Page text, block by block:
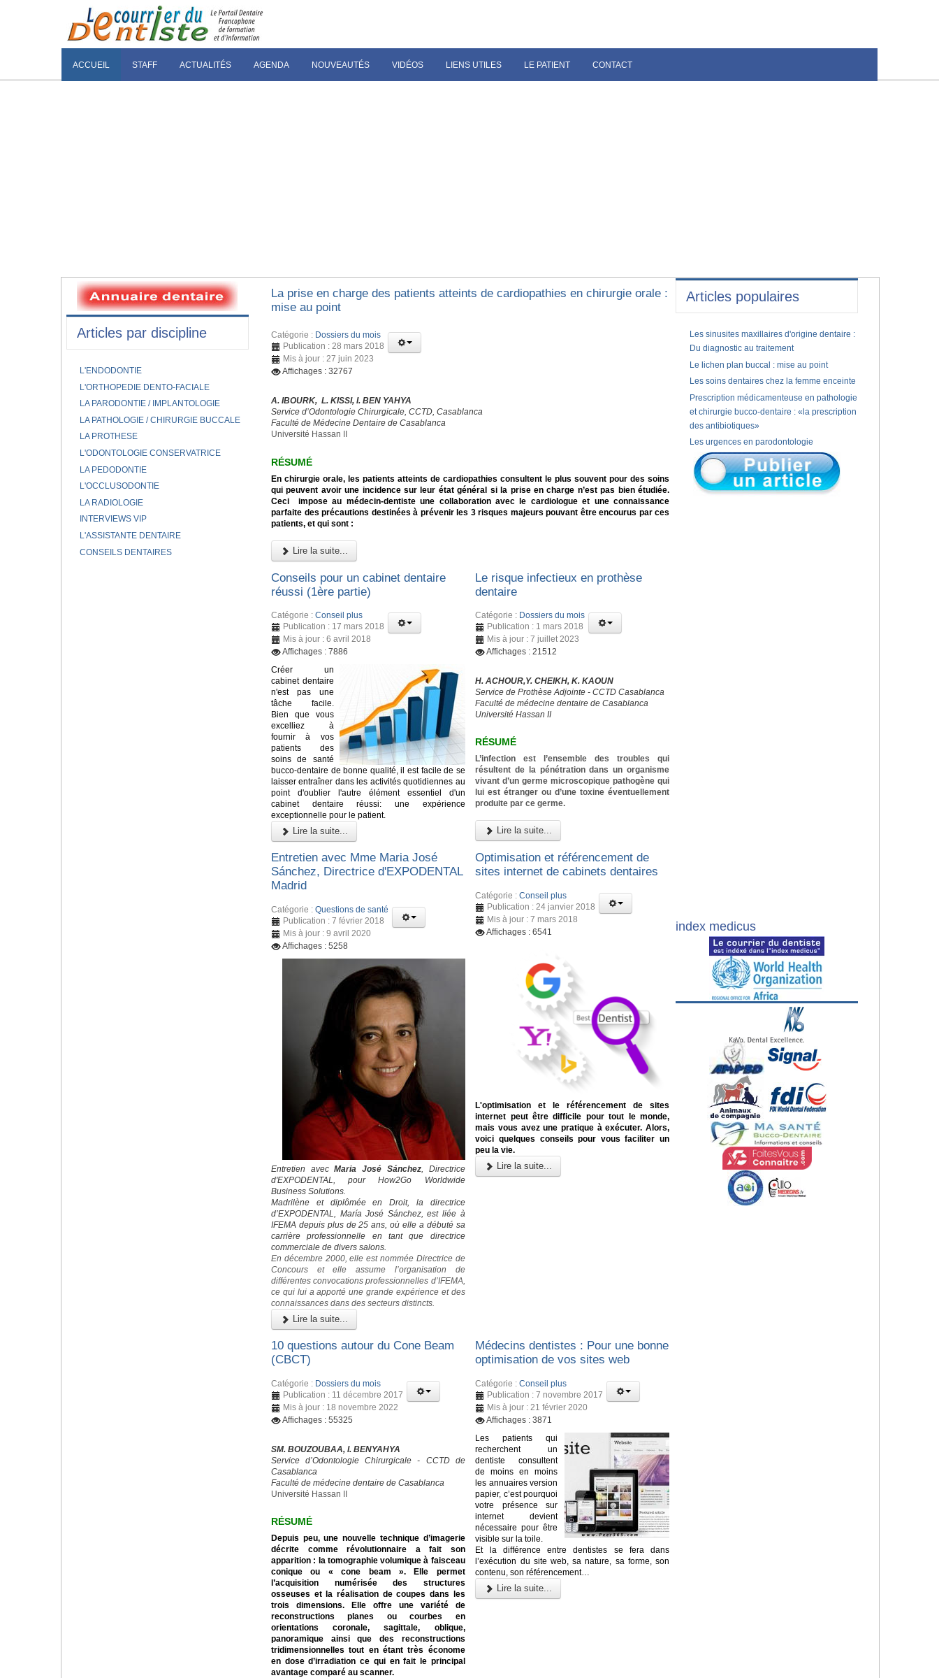
ACCUEIL STAFF ACTUALITÉS AGENDA NOUVEAUTÉS VIDÉOS LIENS UTILES LE PATIENT CONTACT
La prise en charge des patients atteints de cardiopathies en chirurgie orale :
mise au point
Catégorie : Dossiers du mois
Publication : 28 mars 2018
Mis à jour : 27 juin 2023
Affichages : 32767
A. IBOURK, L. KISSI, I. BEN YAHYA
Service d’Odontologie Chirurgicale, CCTD, Casablanca
Faculté de Médecine Dentaire de Casablanca
Université Hassan II
RÉSUMÉ
En chirurgie orale, les patients atteints de cardiopathies consultent le plus souvent pour des soins
qui peuvent avoir une incidence sur leur état général si la prise en charge n’est pas bien étudiée.
Ceci impose au médecin-dentiste une collaboration avec le cardiologue et une connaissance
parfaite des précautions destinées à prévenir les 3 risques majeurs pouvant être encourus par ces
patients, et qui sont :
Lire la suite...
Conseils pour un cabinet dentaire
réussi (1ère partie)
Catégorie : Conseil plus
Publication : 17 mars 2018
Mis à jour : 6 avril 2018
Affichages : 7886
Créer un
cabinet dentaire
n'est pas une
tâche facile.
Bien que vous
excelliez à
fournir à vos
patients des
soins de santé
bucco-dentaire de bonne qualité, il est facile de se
laisser entraîner dans les activités quotidiennes au
point d'oublier l'autre élément essentiel d'un
cabinet dentaire réussi: une expérience
exceptionnelle pour le patient.
Lire la suite...
Le risque infectieux en prothèse
dentaire
Catégorie : Dossiers du mois
Publication : 1 mars 2018
Mis à jour : 7 juillet 2023
Affichages : 21512
H. ACHOUR,Y. CHEIKH, K. KAOUN
Service de Prothèse Adjointe - CCTD Casablanca
Faculté de médecine dentaire de Casablanca
Université Hassan II
RÉSUMÉ
L’infection est l’ensemble des troubles qui
résultent de la pénétration dans un organisme
vivant d’un germe microscopique pathogène qui
lui est étranger ou d’une toxine éventuellement
produite par ce germe.
Lire la suite...
Entretien avec Mme Maria José
Sánchez, Directrice d'EXPODENTAL
Madrid
Catégorie : Questions de santé
Publication : 7 février 2018
Mis à jour : 9 avril 2020
Affichages : 5258
Entretien avecMaria José Sánchez, Directrice
d'EXPODENTAL, pour How2Go Worldwide
Business Solutions.
Madrilène et diplômée en Droit, la directrice
d’EXPODENTAL, María José Sánchez, est liée à
IFEMA depuis plus de 25 ans, où elle a débuté sa
carrière professionnelle en tant que directrice
commerciale de divers salons.
En décembre 2000, elle est nommée Directrice de
Concours et elle assume l’organisation de
différentes convocations professionnelles d’IFEMA,
ce qui lui a apporté une grande expérience et des
connaissances dans des secteurs distincts.
Lire la suite...
Optimisation et référencement de
sites internet de cabinets dentaires
Catégorie :Conseil plus
Publication : 24 janvier 2018
Mis à jour : 7 mars 2018
Affichages : 6541
L'optimisation et le référencement de sites
internet peut être difficile pour tout le monde,
mais vous avez une pratique à exécuter. Alors,
voici quelques conseils pour vous faciliter un
peu la vie.
Lire la suite...
10 questions autour du Cone Beam
(CBCT)
Catégorie : Dossiers du mois
Publication : 11 décembre 2017
Mis à jour : 18 novembre 2022
Affichages : 55325
SM. BOUZOUBAA, I. BENYAHYA
Service d’Odontologie Chirurgicale - CCTD de
Casablanca
Faculté de médecine dentaire de Casablanca
Université Hassan II
RÉSUMÉ
Depuis peu, une nouvelle technique d’imagerie
décrite comme révolutionnaire a fait son
apparition : la tomographie volumique à faisceau
conique ou « cone beam ». Elle permet
l’acquisition numérisée des structures
osseuses et la réalisation de coupes dans les
trois dimensions. Elle offre une variété de
reconstructions planes ou courbes en
orientations coronale, sagittale, oblique,
panoramique ainsi que des reconstructions
tridimensionnelles tout en étant très économe
en dose d’irradiation ce qui en fait le principal
avantage comparé au scanner.
Médecins dentistes : Pour une bonne
optimisation de vos sites web
Catégorie :Conseil plus
Publication : 7 novembre 2017
Mis à jour : 21 février 2020
Affichages : 3871
Les patients qui
recherchent un
dentiste consultent
de moins en moins
les annuaires version
papier, c’est pourquoi
votre présence sur
internet devient
nécessaire pour être
visible sur la toile.
Et la différence entre dentistes se fera dans
l’exécution du site web, sa nature, sa forme, son
contenu, son référencement…
Lire la suite...
Articles par discipline
L'ENDODONTIE
L'ORTHOPEDIE DENTO-FACIALE
LA PARODONTIE / IMPLANTOLOGIE
LA PATHOLOGIE / CHIRURGIE BUCCALE
LA PROTHESE
L'ODONTOLOGIE CONSERVATRICE
LA PEDODONTIE
L'OCCLUSODONTIE
LA RADIOLOGIE
INTERVIEWS VIP
L'ASSISTANTE DENTAIRE
CONSEILS DENTAIRES
Articles populaires
Les sinusites maxillaires d'origine dentaire :
Du diagnostic au traitement
Le lichen plan buccal : mise au point
Les soins dentaires chez la femme enceinte
Prescription médicamenteuse en pathologie
et chirurgie bucco-dentaire : «la prescription
des antibiotiques»
Les urgences en parodontologie
index medicus